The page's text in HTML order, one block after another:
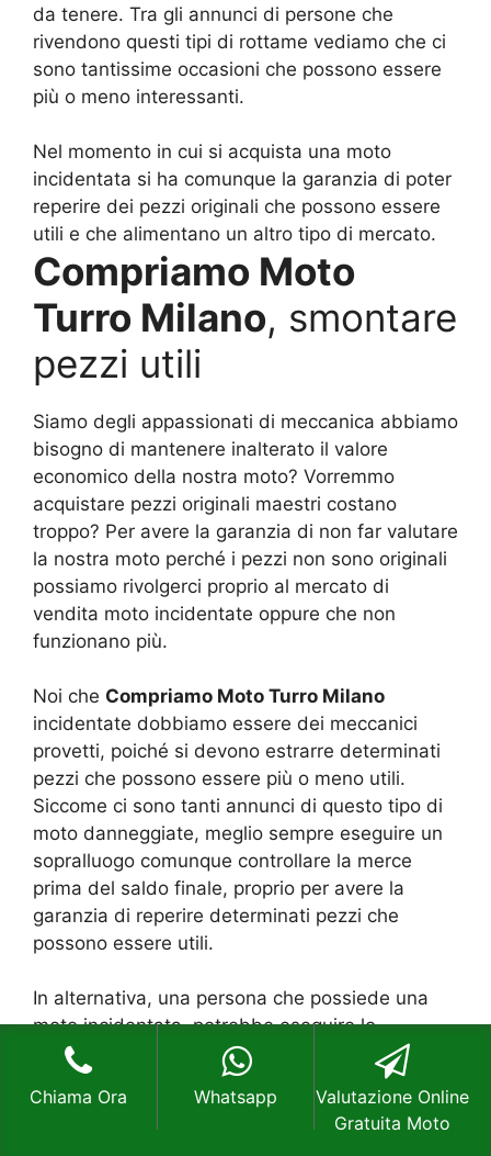
da tenere. Tra gli annunci di persone che
rivendono questi tipi di rottame vediamo che ci
sono tantissime occasioni che possono essere
più o meno interessanti.
Nel momento in cui si acquista una moto
incidentata si ha comunque la garanzia di poter
reperire dei pezzi originali che possono essere
utili e che alimentano un altro tipo di mercato.
Compriamo Moto
Turro Milano, smontare
pezzi utili
Siamo degli appassionati di meccanica abbiamo
bisogno di mantenere inalterato il valore
economico della nostra moto? Vorremmo
acquistare pezzi originali maestri costano
troppo? Per avere la garanzia di non far valutare
la nostra moto perché i pezzi non sono originali
possiamo rivolgerci proprio al mercato di
vendita moto incidentate oppure che non
funzionano più.
Noi che Compriamo Moto Turro Milano
incidentate dobbiamo essere dei meccanici
provetti, poiché si devono estrarre determinati
pezzi che possono essere più o meno utili.
Siccome ci sono tanti annunci di questo tipo di
moto danneggiate, meglio sempre eseguire un
sopralluogo comunque controllare la merce
prima del saldo finale, proprio per avere la
garanzia di reperire determinati pezzi che
possono essere utili.
In alternativa, una persona che possiede una
moto incidentata, potrebbe eseguire lo
smontaggio dei pezzi in modo diretto e
rivenderli direttamente tramite dei siti che sono
specializzati in questo tipo di lavoro. Reperire
dei pezzi usati, che possono riparare una moto
Chiama Ora Whatsapp
Valutazione Online
Gratuita Moto